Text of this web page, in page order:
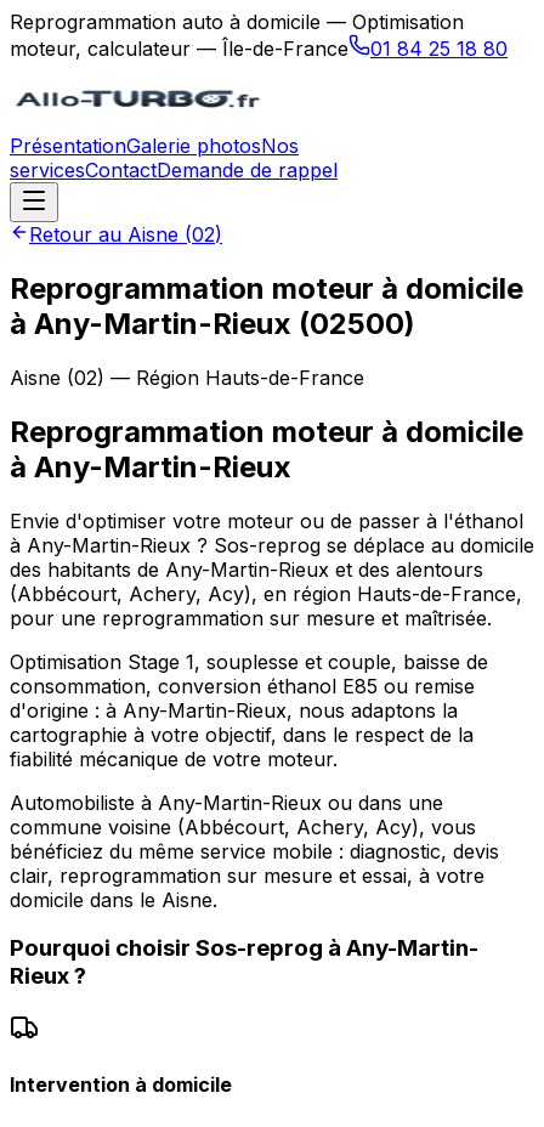
Reprogrammation auto à domicile — Optimisation
moteur, calculateur — Île-de-France
01 84 25 18 80
PrésentationGalerie photosNos
servicesContactDemande de rappel
Retour au Aisne (02)
Reprogrammation moteur à domicile
à Any-Martin-Rieux (02500)
Aisne (02) — Région Hauts-de-France
Reprogrammation moteur à domicile
à Any-Martin-Rieux
Envie d'optimiser votre moteur ou de passer à l'éthanol
à Any-Martin-Rieux ? Sos-reprog se déplace au domicile
des habitants de Any-Martin-Rieux et des alentours
(Abbécourt, Achery, Acy), en région Hauts-de-France,
pour une reprogrammation sur mesure et maîtrisée.
Optimisation Stage 1, souplesse et couple, baisse de
consommation, conversion éthanol E85 ou remise
d'origine : à Any-Martin-Rieux, nous adaptons la
cartographie à votre objectif, dans le respect de la
fiabilité mécanique de votre moteur.
Automobiliste à Any-Martin-Rieux ou dans une
commune voisine (Abbécourt, Achery, Acy), vous
bénéficiez du même service mobile : diagnostic, devis
clair, reprogrammation sur mesure et essai, à votre
domicile dans le Aisne.
Pourquoi choisir Sos-reprog à Any-Martin-
Rieux?
Intervention à domicile